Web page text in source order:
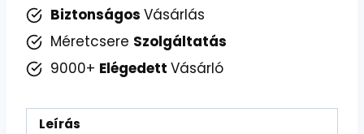
mennyiség
Biztonságos Vásárlás
Méretcsere Szolgáltatás
9000+ Elégedett Vásárló
Leírás